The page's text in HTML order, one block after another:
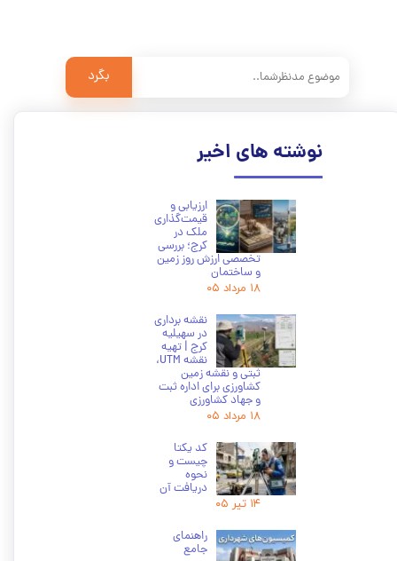
نوشته های اخیر
ارزیابی و
قیمت‌گذاری
ملک در
کرج؛ بررسی
تخصصی ارزش روز زمین
و ساختمان
۱۸ مرداد ۰۵
نقشه برداری
در سهیلیه
کرج | تهیه
نقشه UTM،
ثبتی و نقشه زمین
کشاورزی برای اداره ثبت
و جهاد کشاورزی
۱۸ مرداد ۰۵
کد یکتا
چیست و
نحوه
دریافت آن
۱۴ تیر ۰۵
راهنمای
جامع
بگرد